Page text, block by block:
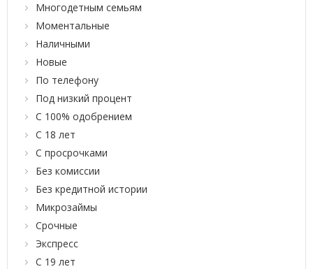
Многодетным семьям
Моментальные
Наличными
Новые
По телефону
Под низкий процент
С 100% одобрением
С 18 лет
С просрочками
Без комиссии
Без кредитной истории
Микрозаймы
Срочные
Экспресс
С 19 лет